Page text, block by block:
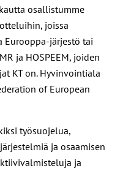
osallistumme
joissa
Eurooppa-järjestö tai
ja HOSPEEM, joiden
KT on. Hyvinvointiala
of European
työsuojelua,
ja osaamisen
ja